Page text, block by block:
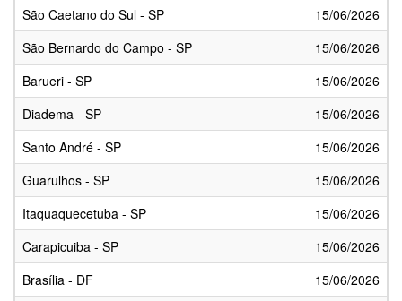
São Caetano do Sul - SP
15/06/2026
São Bernardo do Campo - SP
15/06/2026
Barueri - SP
15/06/2026
Diadema - SP
15/06/2026
Santo André - SP
15/06/2026
Guarulhos - SP
15/06/2026
Itaquaquecetuba - SP
15/06/2026
Carapicuiba - SP
15/06/2026
Brasília - DF
15/06/2026